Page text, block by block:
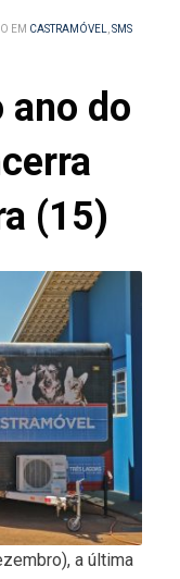
EM CASTRAMÓVEL,SMS
ano do
(15)
a última